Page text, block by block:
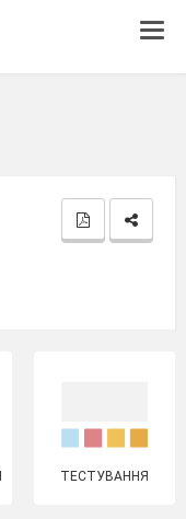
ТЕСТУВАННЯ